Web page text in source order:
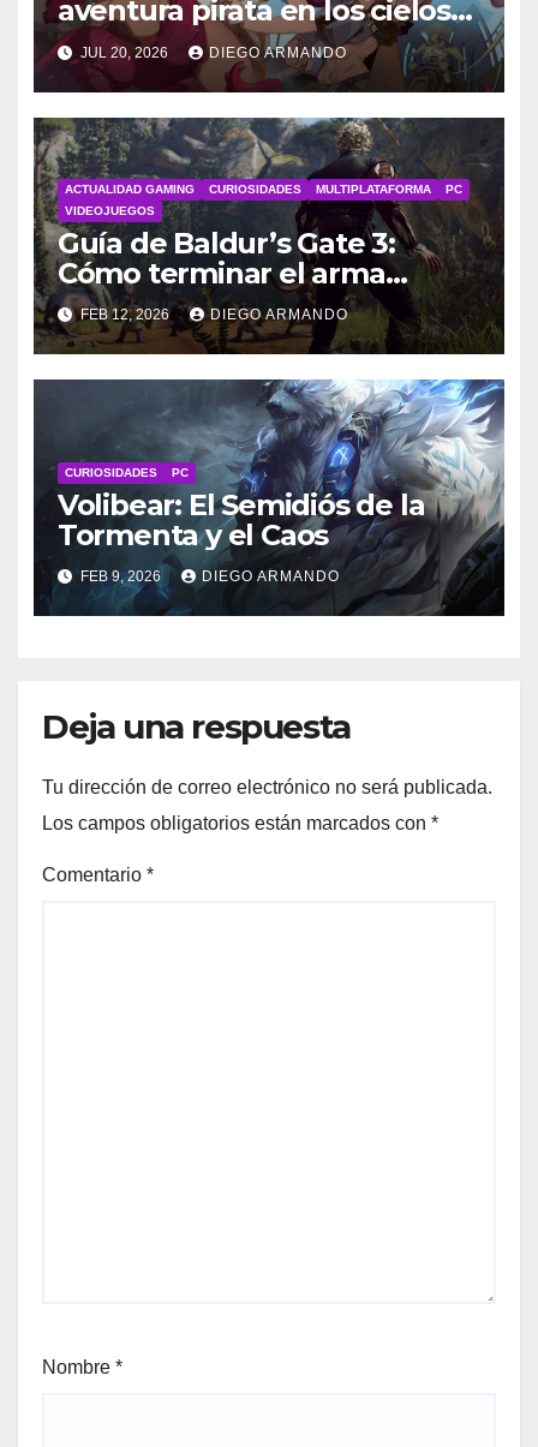
aventura pirata en los cielos
steampunk
JUL 20, 2026 DIEGO ARMANDO
ACTUALIDAD GAMING CURIOSIDADES MULTIPLATAFORMA
PC
VIDEOJUEGOS
Guía de Baldur’s Gate 3:
Cómo terminar el arma
maestra
FEB 12, 2026 DIEGO ARMANDO
CURIOSIDADES PC
Volibear: El Semidiós de la
Tormenta y el Caos
FEB 9, 2026 DIEGO ARMANDO
Deja una respuesta
Tu dirección de correo electrónico no será publicada.
Los campos obligatorios están marcados con *
Comentario *
Nombre *